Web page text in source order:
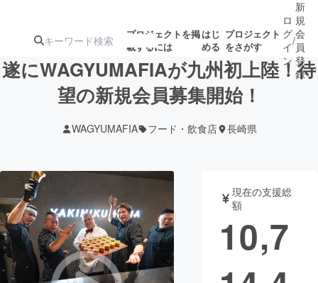
プロジェクトを掲
載するには
はじ
める
プロジェクト
をさがす
ターン
ジェクト
募集終了が近いプ
ロジェクト
されます
アート・写真 音楽
テクノロジー・ガジェット ゲーム・
映像・映画
ロ
グ
イ
ン
/
新
規
会
員
登
録
遂にWAGYUMAFIAが九州初上陸！待
望の新規会員募集開始！
WAGYUMAFIA フード・飲食店 長崎県
現在の支援総
額
10,7